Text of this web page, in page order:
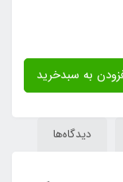
دیدگاه‌ها